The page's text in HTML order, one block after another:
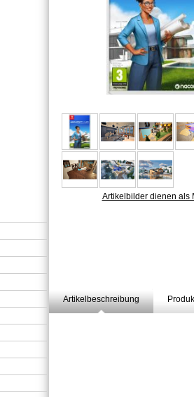
Artikelbilder dienen als
Artikelbeschreibung